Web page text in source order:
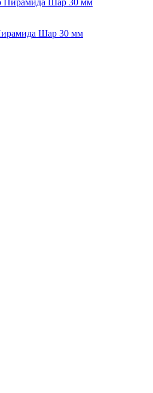
Шар 30 мм